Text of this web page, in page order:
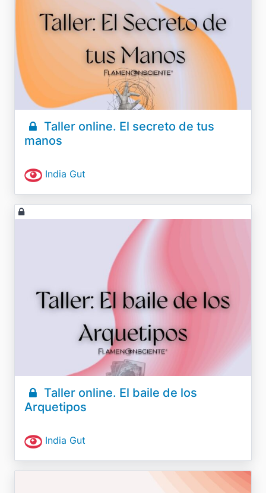
Taller online. El secreto de tus
manos
India Gut
Taller online. El baile de los
Arquetipos
India Gut